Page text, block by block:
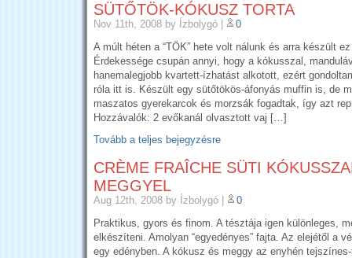
SÜTŐTÖK-KÓKUSZ TORTA
Nov 11th, 2008 by Ízbolygó
0
A múlt héten a “TÖK” hete volt nálunk és arra készült
Érdekessége csupán annyi, hogy a kókusszal,
hanemalegjobb kvartett-ízhatást alkotott, ezért
róla itt is. Készült egy sütőtökös-áfonyás muffin is, de
maszatos gyerekarcok és morzsák fogadtak, így azt
Hozzávalók: 2 evőkanál olvasztott vaj […]
Tovább a teljes bejegyzésre
CRÈME FRAÎCHE SÜTI
MEGGYEL
Aug 12th, 2008 by Ízbolygó
0
Praktikus, gyors és finom. A tésztája igen különleges,
elkészíteni. Amolyan “egyedényes” fajta. Az elejétől a
egy edényben. A kókusz és meggy az enyhén